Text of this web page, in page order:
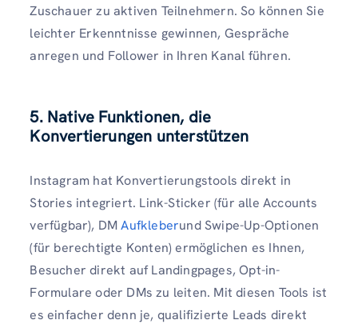
Zuschauer zu aktiven Teilnehmern. So können Sie
leichter Erkenntnisse gewinnen, Gespräche
anregen und Follower in Ihren Kanal führen.
5. Native Funktionen, die
Konvertierungen unterstützen
Instagram hat Konvertierungstools direkt in
Stories integriert. Link-Sticker (für alle Accounts
verfügbar), DMAufkleberund Swipe-Up-Optionen
(für berechtigte Konten) ermöglichen es Ihnen,
Besucher direkt auf Landingpages, Opt-in-
Formulare oder DMs zu leiten. Mit diesen Tools ist
es einfacher denn je, qualifizierte Leads direkt